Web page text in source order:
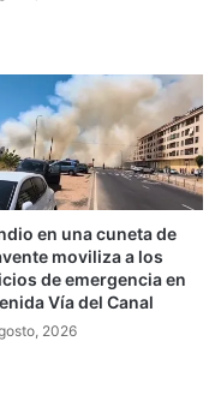
en una cuneta de
moviliza a los
de emergencia en
Vía del Canal
2026